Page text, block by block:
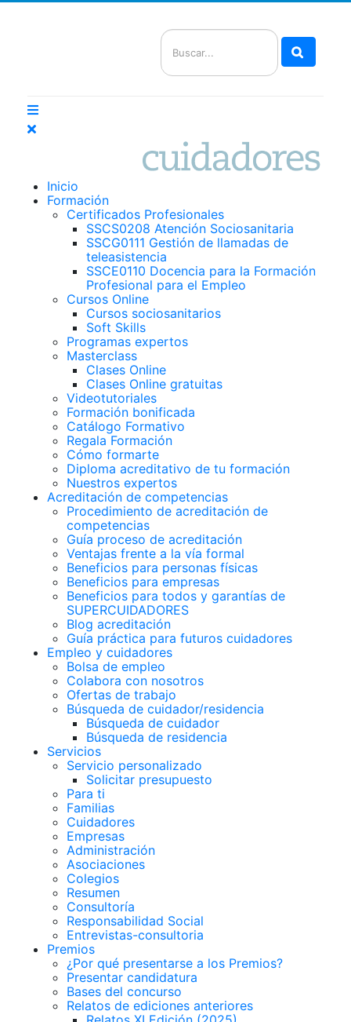
Inicio
Formación
Certificados Profesionales
SSCS0208 Atención Sociosanitaria
SSCG0111 Gestión de llamadas de
teleasistencia
SSCE0110 Docencia para la Formación
Profesional para el Empleo
Cursos Online
Cursos sociosanitarios
Soft Skills
Programas expertos
Masterclass
Clases Online
Clases Online gratuitas
Videotutoriales
Formación bonificada
Catálogo Formativo
Regala Formación
Cómo formarte
Diploma acreditativo de tu formación
Nuestros expertos
Acreditación de competencias
Procedimiento de acreditación de
competencias
Guía proceso de acreditación
Ventajas frente a la vía formal
Beneficios para personas físicas
Beneficios para empresas
Beneficios para todos y garantías de
SUPERCUIDADORES
Blog acreditación
Guía práctica para futuros cuidadores
Empleo y cuidadores
Bolsa de empleo
Colabora con nosotros
Ofertas de trabajo
Búsqueda de cuidador/residencia
Búsqueda de cuidador
Búsqueda de residencia
Servicios
Servicio personalizado
Solicitar presupuesto
Para ti
Familias
Cuidadores
Empresas
Administración
Asociaciones
Colegios
Resumen
Consultoría
Responsabilidad Social
Entrevistas-consultoria
Premios
¿Por qué presentarse a los Premios?
Presentar candidatura
Bases del concurso
Relatos de ediciones anteriores